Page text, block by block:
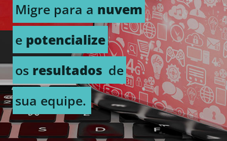
Migre para a nuvem
e potencialize
os resultados de
sua equipe.